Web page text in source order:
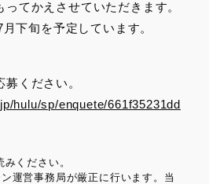
てかえさせていただきます。
下旬を予定しています。
ください。
hulu/sp/enquete/661f35231dd
ください。
運営事務局が厳正に行います。当